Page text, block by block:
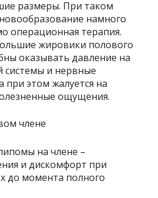
размеры. При таком
намного
операционная терапия.
жировики полового
оказывать давление на
системы и нервные
этом жалуется на
ощущения.
на члене –
и дискомфорт при
до момента полного